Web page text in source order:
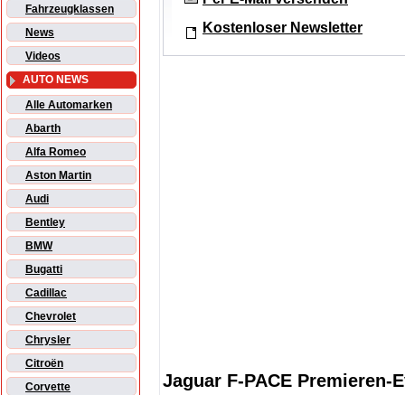
Fahrzeugklassen
News
Videos
AUTO NEWS
Alle Automarken
Abarth
Alfa Romeo
Aston Martin
Audi
Bentley
BMW
Bugatti
Cadillac
Chevrolet
Chrysler
Citroën
Corvette
Kostenloser Newsletter
Jaguar F-PACE Premieren-